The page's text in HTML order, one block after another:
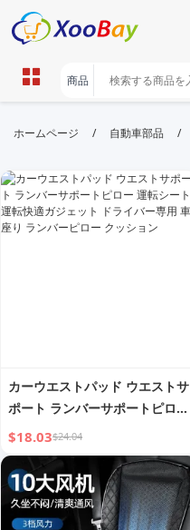
車のシートカバー
車のシートカバー,保護,
トカバー, XOOBAY
車のシートカバーのSEO対策と
ホームページ / 自動車部品 /
カーウエストパッド ウエストサ
ポート ランバーサポートピロー
運転シート 運転快適ガジェット
ドライバー専用 車座り ランバ
ーピロー クッション
$18.03$24.04